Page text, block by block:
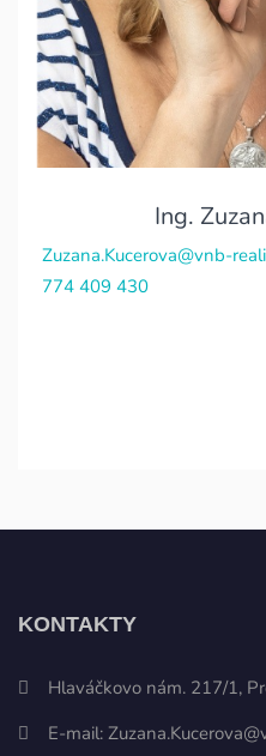
Ing.
Zuzana.Kucerova@vnb-
774 409 430
KONTAKTY
Hlaváčkovo nám. 217/1,
E-mail: